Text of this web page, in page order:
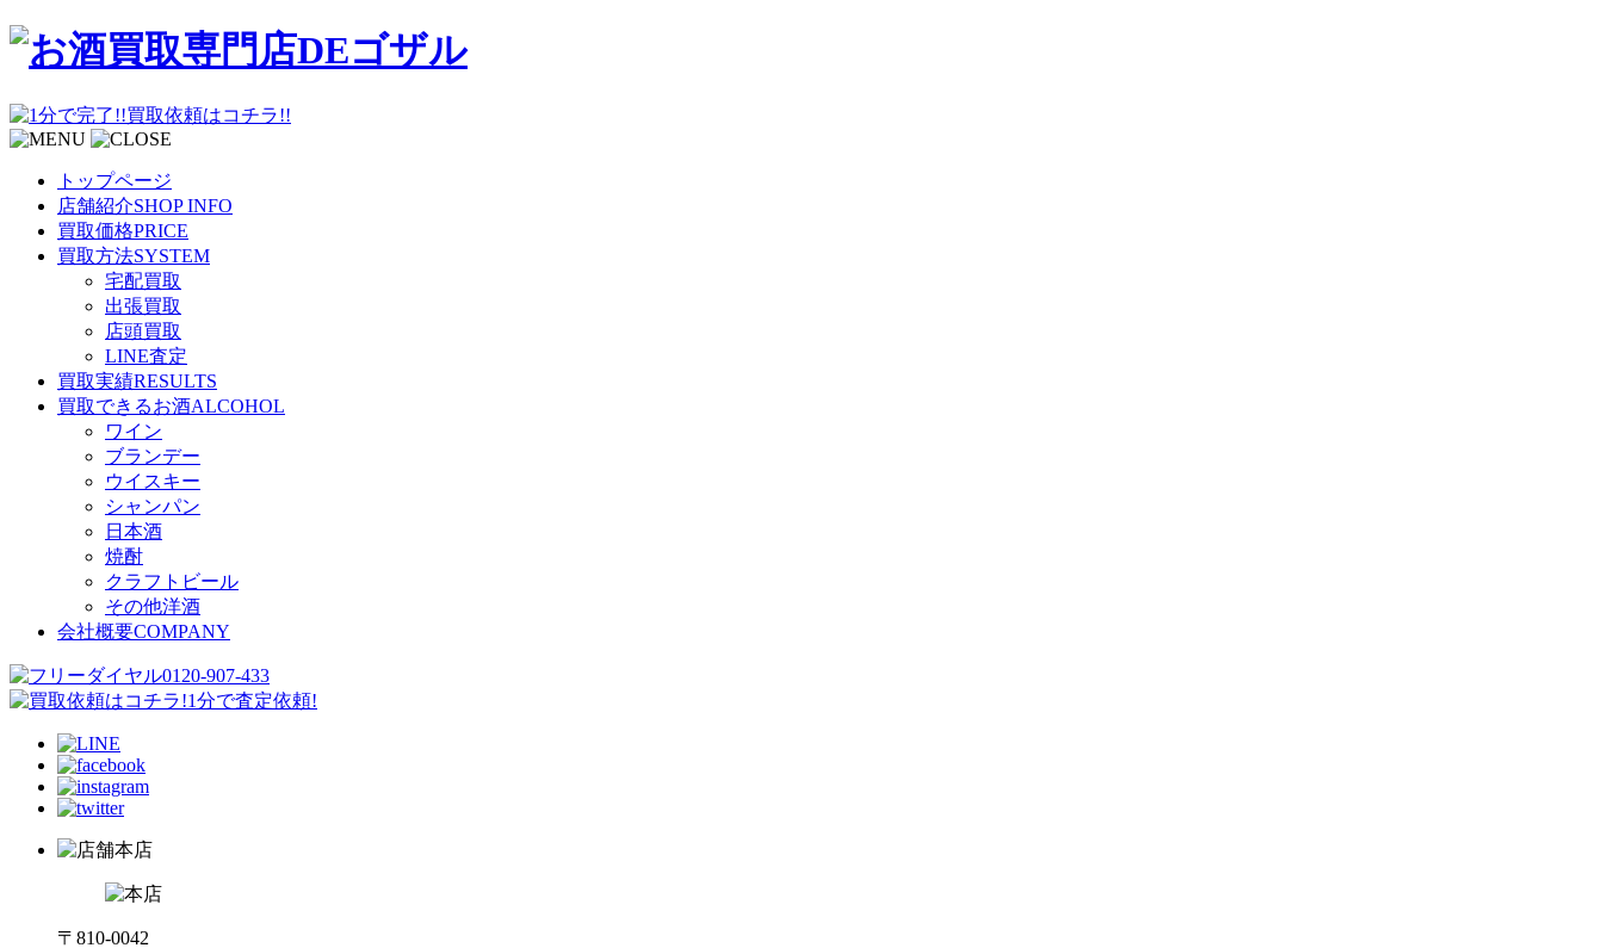
トップページ
店舗紹介SHOP INFO
買取価格PRICE
買取方法SYSTEM
宅配買取
出張買取
店頭買取
LINE査定
買取実績RESULTS
買取できるお酒ALCOHOL
ワイン
ブランデー
ウイスキー
シャンパン
日本酒
焼酎
クラフトビール
その他洋酒
会社概要COMPANY
本店
〒810-0042